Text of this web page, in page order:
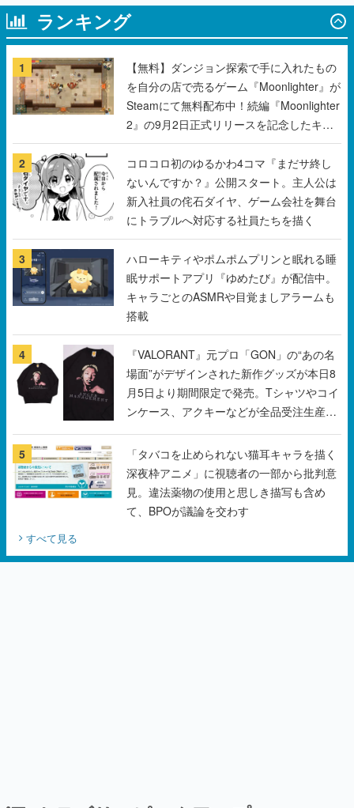
1
【無料】ダンジョン探索で手に入れたもの
を自分の店で売るゲーム『Moonlighter』が
Steamにて無料配布中！続編『Moonlighter
2』の9月2日正式リリースを記念したキャ
ンペーン
2
コロコロ初のゆるかわ4コマ『まだサ終し
ないんですか？』公開スタート。主人公は
新入社員の侘石ダイヤ、ゲーム会社を舞台
にトラブルへ対応する社員たちを描く
3
ハローキティやポムポムプリンと眠れる睡
眠サポートアプリ『ゆめたび』が配信中。
キャラごとのASMRや目覚ましアラームも
搭載
4
『VALORANT』元プロ「GON」の“あの名
場面”がデザインされた新作グッズが本日8
月5日より期間限定で発売。Tシャツやコイ
ンケース、アクキーなどが全品受注生産で
登場、過去に発売したグッズの再販も
5
「タバコを止められない猫耳キャラを描く
深夜枠アニメ」に視聴者の一部から批判意
見。違法薬物の使用と思しき描写も含め
て、BPOが議論を交わす
すべて見る